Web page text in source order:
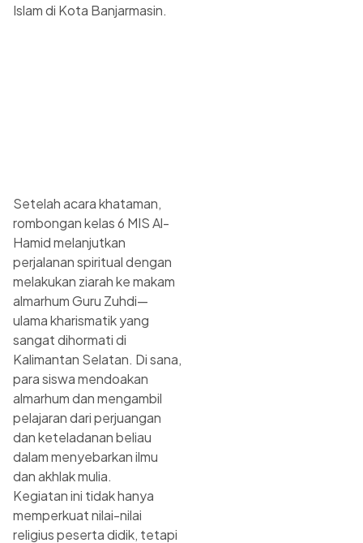
Islam di Kota Banjarmasin.
Setelah acara khataman,
rombongan kelas 6 MIS Al-
Hamid melanjutkan
perjalanan spiritual dengan
melakukan ziarah ke makam
almarhum Guru Zuhdi—
ulama kharismatik yang
sangat dihormati di
Kalimantan Selatan. Di sana,
para siswa mendoakan
almarhum dan mengambil
pelajaran dari perjuangan
dan keteladanan beliau
dalam menyebarkan ilmu
dan akhlak mulia.
Kegiatan ini tidak hanya
memperkuat nilai-nilai
religius peserta didik, tetapi